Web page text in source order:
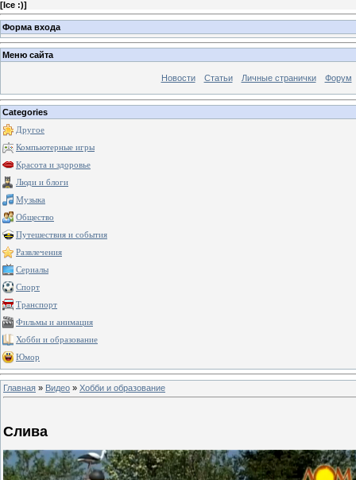
[Ice :)]
Форма входа
Меню сайта
Новости Статьи Личные странички Форум
Categories
Другое
Компьютерные игры
Красота и здоровье
Люди и блоги
Музыка
Общество
Путешествия и события
Развлечения
Сериалы
Спорт
Транспорт
Фильмы и анимация
Хобби и образование
Юмор
Главная » Видео » Хобби и образование
Слива